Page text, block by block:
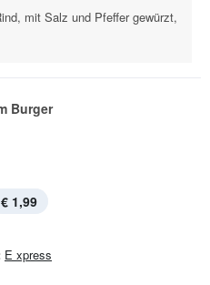
mit Salz und Pfeffer gewürzt,
Burger
€ 1,99
E xpress